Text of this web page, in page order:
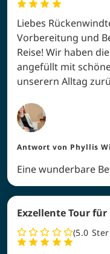
Liebes
Vorbereitung und
Reise! Wir haben
angefüllt mit
unserern Alltag
Antwort von Phyllis
Eine wunderbare
Exzellente Tour
5.0